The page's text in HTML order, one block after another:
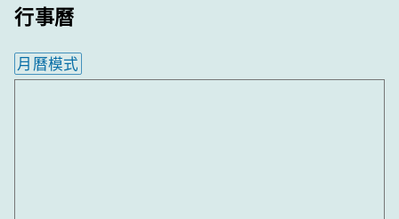
行事曆
月曆模式